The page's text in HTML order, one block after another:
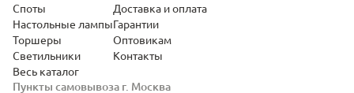
Пункты самовывоза г. Москва
Споты
Настольные лампы
Торшеры
Светильники
Весь каталог
Доставка и оплата
Гарантии
Оптовикам
Контакты